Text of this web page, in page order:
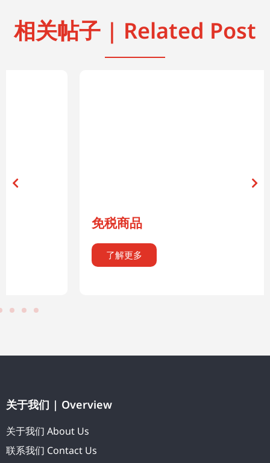
相关帖子 | Related Post
关于我们 | Overview
关于我们 About Us
联系我们 Contact Us